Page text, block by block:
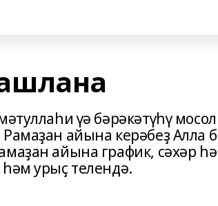
үә бәрәкәтүһү
айына керәбеҙ Алла
айына график, сәхәр
урыҫ телендә.